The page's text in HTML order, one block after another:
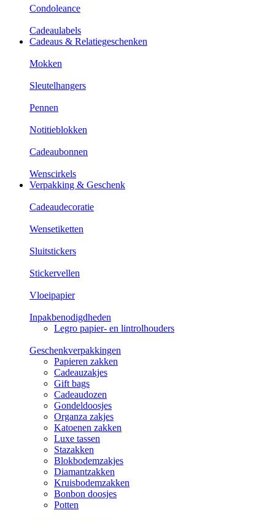
Condoleance
Cadeaulabels
Cadeaus & Relatiegeschenken
Mokken
Sleutelhangers
Pennen
Notitieblokken
Cadeaubonnen
Wenscirkels
Verpakking & Geschenk
Cadeaudecoratie
Wensetiketten
Sluitstickers
Stickervellen
Vloeipapier
Inpakbenodigdheden
Legro papier- en lintrolhouders
Geschenkverpakkingen
Papieren zakken
Cadeauzakjes
Gift bags
Cadeaudozen
Gondeldoosjes
Organza zakjes
Katoenen zakken
Luxe tassen
Stazakken
Blokbodemzakjes
Diamantzakken
Kruisbodemzakken
Bonbon doosjes
Potten